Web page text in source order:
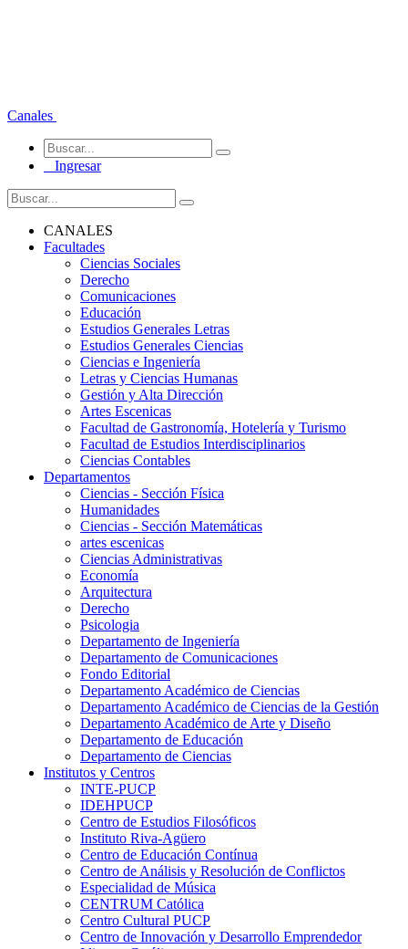
Canales
Ingresar
CANALES
Facultades
Ciencias Sociales
Derecho
Comunicaciones
Educación
Estudios Generales Letras
Estudios Generales Ciencias
Ciencias e Ingeniería
Letras y Ciencias Humanas
Gestión y Alta Dirección
Artes Escenicas
Facultad de Gastronomía, Hotelería y Turismo
Facultad de Estudios Interdisciplinarios
Ciencias Contables
Departamentos
Ciencias - Sección Física
Humanidades
Ciencias - Sección Matemáticas
artes escenicas
Ciencias Administrativas
Economía
Arquitectura
Derecho
Psicologia
Departamento de Ingeniería
Departamento de Comunicaciones
Fondo Editorial
Departamento Académico de Ciencias
Departamento Académico de Ciencias de la Gestión
Departamento Académico de Arte y Diseño
Departamento de Educación
Departamento de Ciencias
Institutos y Centros
INTE-PUCP
IDEHPUCP
Centro de Estudios Filosóficos
Instituto Riva-Agüero
Centro de Educación Contínua
Centro de Análisis y Resolución de Conflictos
Especialidad de Música
CENTRUM Católica
Centro Cultural PUCP
Centro de Innovación y Desarrollo Emprendedor